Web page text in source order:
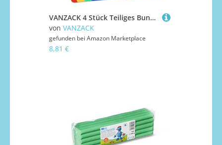
VANZACK 4 Stück Teiliges Buntes Kunststoff Knetunterlage Glatte Bastelbasis für Modellieren Knete Praktische Schreibtischunterlage für Jungen und Mädchen Hält Tisch Sauber
von VANZACK
gefunden bei Amazon Marketplace
8,81 €